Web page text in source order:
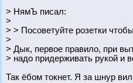
> НямЪ писал:
>
> > Посоветуйте розетки
>
> Дык, первое правило, при
> надо придерживать рукой и
Так ёбом токнет. Я за шнур